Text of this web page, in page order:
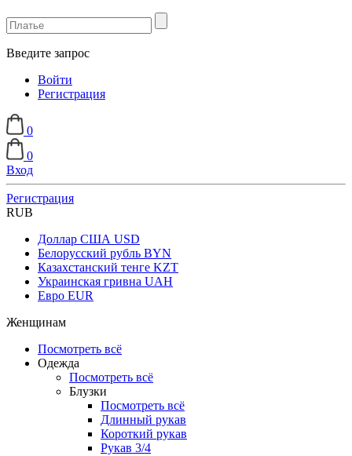
Введите запрос
Войти
Регистрация
0
0
Вход
Регистрация
RUB
Доллар США USD
Белорусский рубль BYN
Казахстанский тенге KZT
Украинская гривна UAH
Евро EUR
Женщинам
Посмотреть всё
Одежда
Посмотреть всё
Блузки
Посмотреть всё
Длинный рукав
Короткий рукав
Рукав 3/4